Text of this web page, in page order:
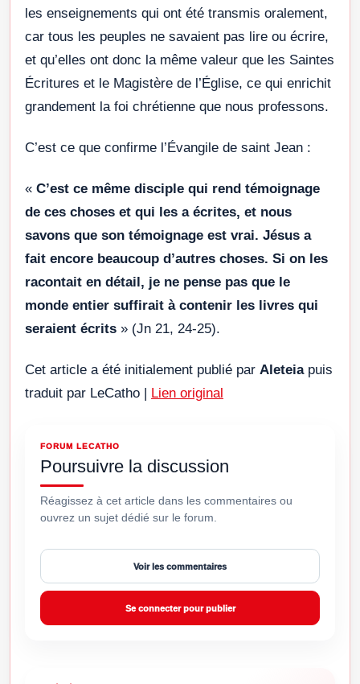
les enseignements qui ont été transmis oralement,
car tous les peuples ne savaient pas lire ou écrire,
et qu’elles ont donc la même valeur que les Saintes
Écritures et le Magistère de l’Église, ce qui enrichit
grandement la foi chrétienne que nous professons.
C’est ce que confirme l’Évangile de saint Jean :
« C’est ce même disciple qui rend témoignage
de ces choses et qui les a écrites, et nous
savons que son témoignage est vrai. Jésus a
fait encore beaucoup d’autres choses. Si on les
racontait en détail, je ne pense pas que le
monde entier suffirait à contenir les livres qui
seraient écrits » (Jn 21, 24-25).
Cet article a été initialement publié par Aleteia puis
traduit par LeCatho | Lien original
FORUM LECATHO
Poursuivre la discussion
Réagissez à cet article dans les commentaires ou
ouvrez un sujet dédié sur le forum.
Voir les commentaires
Se connecter pour publier